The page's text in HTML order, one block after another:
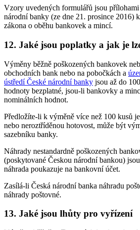
Vzory uvedených formulářů jsou
národní banky (ze dne 21. prosince 2016)
zákona o oběhu bankovek a mincí.
12. Jaké jsou poplatky a jak je
Výměny běžně poškozených bankovek
obchodních bank nebo na pobočkách a
ústředí České národní banky jsou až do
hodnoty bezplatné, jsou-li bankovky a
nominálních hodnot.
Předložíte-li k výměně více než 100 kusů
nebo neroztříděnou hotovost, může být
sazebníku banky.
Náhrady nestandardně poškozených
(poskytované Českou národní bankou)
náhrada poukazuje na bankovní účet.
Zasílá-li Česká národní banka náhradu
náhrady poštovné.
13. Jaké jsou lhůty pro vyřízení